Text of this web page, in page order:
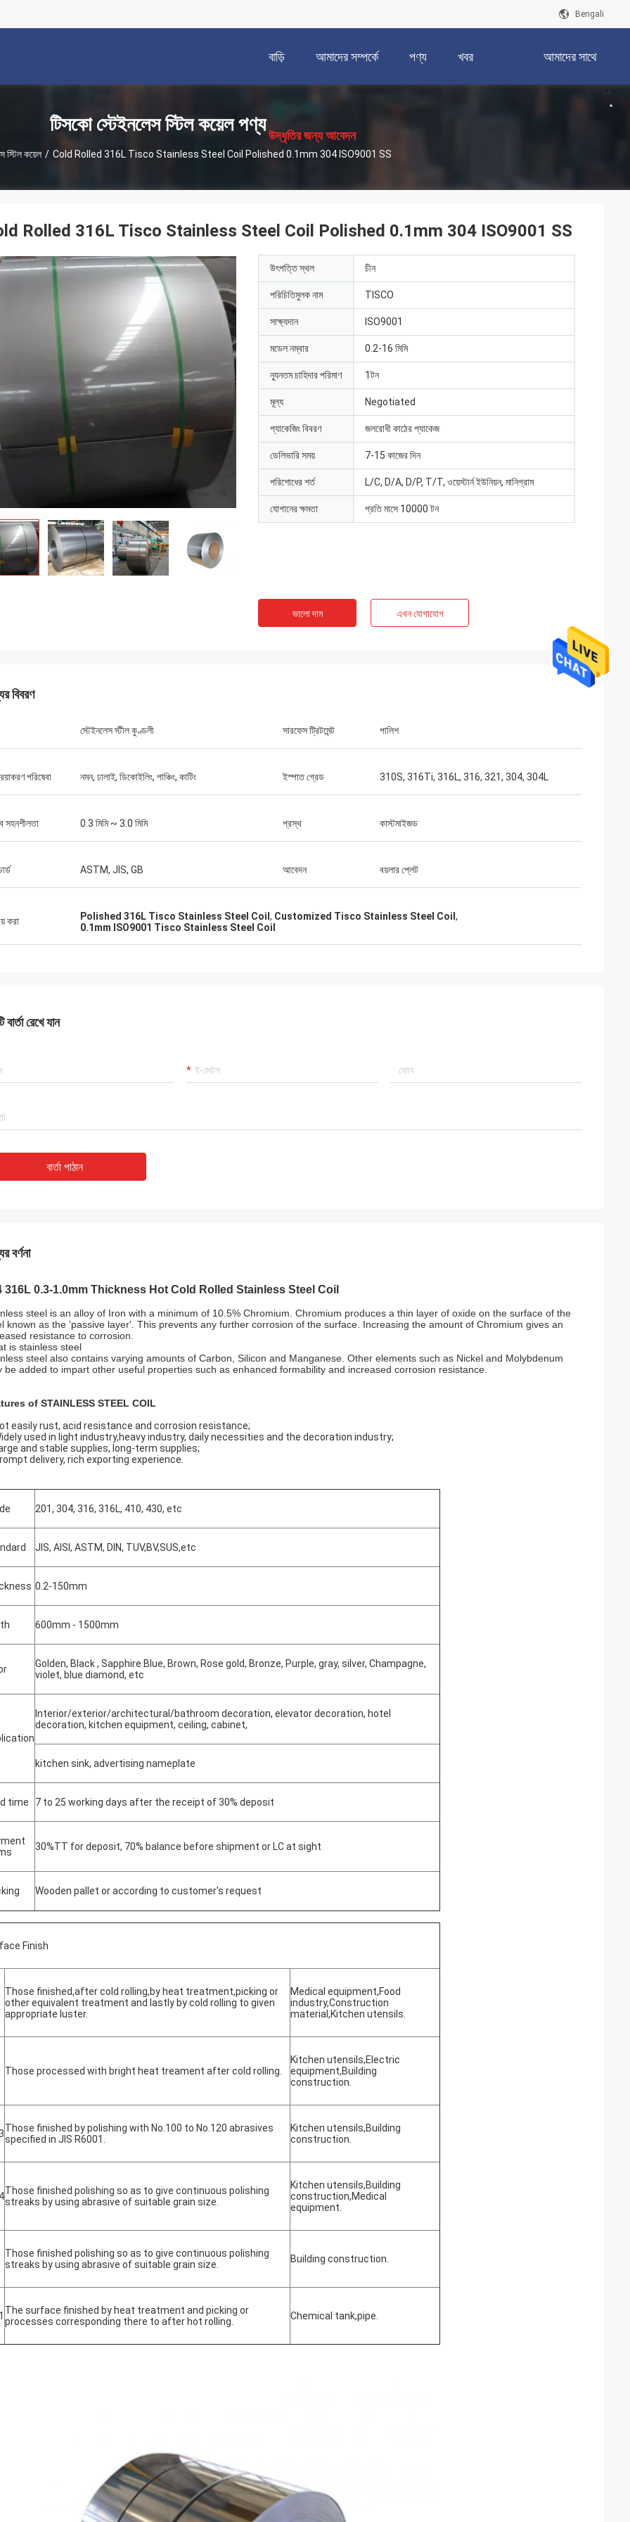
Bengali
বাড়ি আমাদের সম্পর্কে পণ্য খবর আমাদের সাথে
যোগাযোগ করুন
述
উদ্ধৃতির জন্য আবেদন
টিসকো স্টেইনলেস স্টিল কয়েল পণ্য
স্টিল কয়েল / Cold Rolled 316L Tisco Stainless Steel Coil Polished 0.1mm 304 ISO9001 SS
Rolled 316L Tisco Stainless Steel Coil Polished 0.1mm 304 ISO9001 SS
উৎপত্তি স্থল চীন
পরিচিতিমুলক নাম TISCO
সাক্ষ্যদান ISO9001
মডেল নম্বার 0.2-16 মিমি
ন্যূনতম চাহিদার পরিমাণ 1টন
মূল্য Negotiated
প্যাকেজিং বিবরণ জলরোধী কাঠের প্যাকেজ
ডেলিভারি সময় 7-15 কাজের দিন
পরিশোধের শর্ত L/C, D/A, D/P, T/T, ওয়েস্টার্ন ইউনিয়ন, মানিগ্রাম
যোগানের ক্ষমতা প্রতি মাসে 10000 টন
ভালো দাম এখন যোগাযোগ
বিবরণ
স্টেইনলেস স্টীল কুণ্ডলী সারফেস ট্রিটমেন্ট পালিশ
পরিষেবা নমন, ঢালাই, ডিকোইলিং, পাঞ্চিং, কাটিং ইস্পাত গ্রেড 310S, 316Ti, 316L, 316, 321, 304, 304L
সহনশীলতা 0.3 মিমি ~ 3.0 মিমি প্রস্থ কাস্টমাইজড
ASTM, JIS, GB আবেদন বয়লার প্লেট
করা Polished 316L Tisco Stainless Steel Coil , Customized Tisco Stainless Steel Coil ,
0.1mm ISO9001 Tisco Stainless Steel Coil
বার্তা রেখে যান
বার্তা পাঠান
বর্ণনা
316L 0.3-1.0mm Thickness Hot Cold Rolled Stainless Steel Coil
steel is an alloy of Iron with a minimum of 10.5% Chromium. Chromium produces a thin layer of oxide on the surface of the
known as the 'passive layer'. This prevents any further corrosion of the surface. Increasing the amount of Chromium gives an
resistance to corrosion.
is stainless steel
steel also contains varying amounts of Carbon, Silicon and Manganese. Other elements such as Nickel and Molybdenum
be added to impart other useful properties such as enhanced formability and increased corrosion resistance.
of STAINLESS STEEL COIL
easily rust, acid resistance and corrosion resistance;
used in light industry,heavy industry, daily necessities and the decoration industry;
and stable supplies, long-term supplies;
delivery, rich exporting experience.
201, 304, 316, 316L, 410, 430, etc
JIS, AISI, ASTM, DIN, TUV,BV,SUS,etc
0.2-150mm
600mm - 1500mm
Golden, Black , Sapphire Blue, Brown, Rose gold, Bronze, Purple, gray, silver, Champagne,
violet, blue diamond, etc
Interior/exterior/architectural/bathroom decoration, elevator decoration, hotel
decoration, kitchen equipment, ceiling, cabinet,
kitchen sink, advertising nameplate
time 7 to 25 working days after the receipt of 30% deposit
30%TT for deposit, 70% balance before shipment or LC at sight
Wooden pallet or according to customer's request
Finish
Those finished,after cold rolling,by heat treatment,picking or
other equivalent treatment and lastly by cold rolling to given
appropriate luster.
Medical equipment,Food
industry,Construction
material,Kitchen utensils.
Those processed with bright heat treament after cold rolling.
Kitchen utensils,Electric
equipment,Building
construction.
Those finished by polishing with No.100 to No.120 abrasives
specified in JIS R6001.
Kitchen utensils,Building
construction.
Those finished polishing so as to give continuous polishing
streaks by using abrasive of suitable grain size.
Kitchen utensils,Building
construction,Medical
equipment.
Those finished polishing so as to give continuous polishing
streaks by using abrasive of suitable grain size.
Building construction.
The surface finished by heat treatment and picking or
processes corresponding there to after hot rolling.
Chemical tank,pipe.